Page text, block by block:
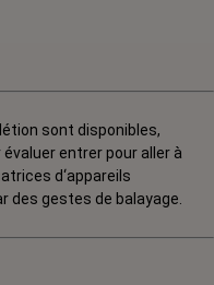
sont disponibles,
entrer pour aller à
d‘appareils
des gestes de balayage.